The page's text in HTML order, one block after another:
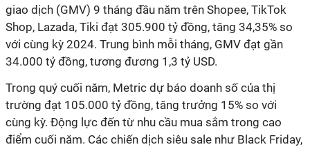
giao dịch (GMV) 9 tháng đầu năm trên Shopee, TikTok
Shop, Lazada, Tiki đạt 305.900 tỷ đồng, tăng 34,35% so
với cùng kỳ 2024. Trung bình mỗi tháng, GMV đạt gần
34.000 tỷ đồng, tương đương 1,3 tỷ USD.
Trong quý cuối năm, Metric dự báo doanh số của thị
trường đạt 105.000 tỷ đồng, tăng trưởng 15% so với
cùng kỳ. Động lực đến từ nhu cầu mua sắm trong cao
điểm cuối năm. Các chiến dịch siêu sale như Black Friday,